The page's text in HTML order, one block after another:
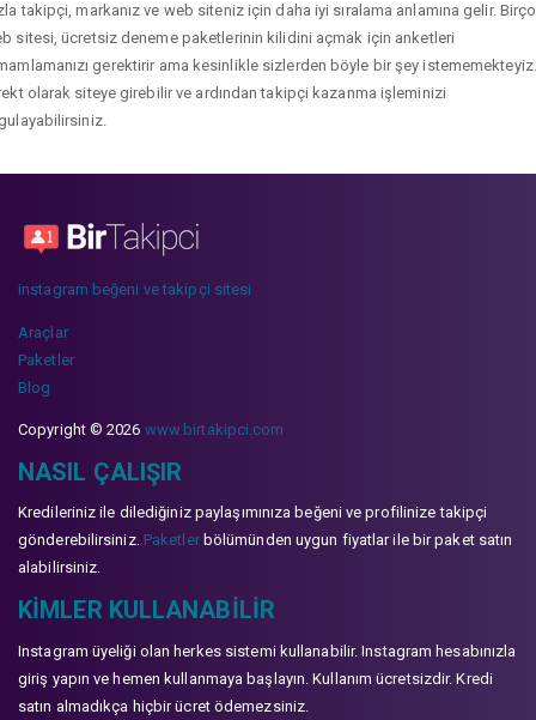
takipçi, markanız ve web siteniz için daha iyi sıralama anlamına gelir.
sitesi, ücretsiz deneme paketlerinin kilidini açmak için anketleri
gerektirir ama kesinlikle sizlerden böyle bir şey istememekteyiz.
olarak siteye girebilir ve ardından takipçi kazanma işleminizi
instagram beğeni ve takipçi sitesi
Araçlar
Paketler
Blog
Copyright © 2026 www.birtakipci.com
NASIL ÇALIŞIR
Kredileriniz ile dilediğiniz paylaşımınıza beğeni ve profilinize takipçi
gönderebilirsiniz. Paketlerbölümünden uygun fiyatlar ile bir paket satın
alabilirsiniz.
KIMLER KULLANABILIR
Instagram üyeliği olan herkes sistemi kullanabilir. Instagram hesabınızla
giriş yapın ve hemen kullanmaya başlayın. Kullanım ücretsizdir. Kredi
satın almadıkça hiçbir ücret ödemezsiniz.